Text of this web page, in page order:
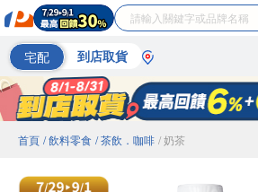
宅配 到店取貨
首頁 / 飲料零食 / 茶飲．咖啡 / 奶茶